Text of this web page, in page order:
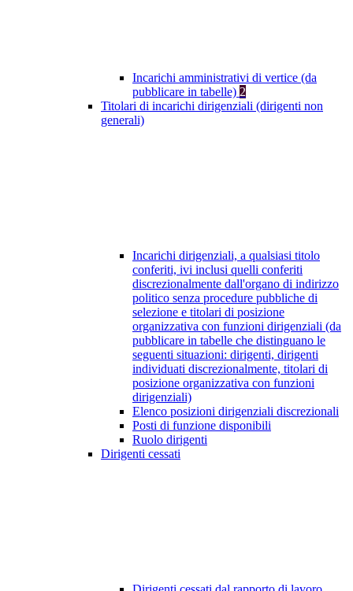
Incarichi amministrativi di vertice (da
pubblicare in tabelle) 2
Titolari di incarichi dirigenziali (dirigenti non
generali)
Incarichi dirigenziali, a qualsiasi titolo
conferiti, ivi inclusi quelli conferiti
discrezionalmente dall'organo di indirizzo
politico senza procedure pubbliche di
selezione e titolari di posizione
organizzativa con funzioni dirigenziali (da
pubblicare in tabelle che distinguano le
seguenti situazioni: dirigenti, dirigenti
individuati discrezionalmente, titolari di
posizione organizzativa con funzioni
dirigenziali)
Elenco posizioni dirigenziali discrezionali
Posti di funzione disponibili
Ruolo dirigenti
Dirigenti cessati